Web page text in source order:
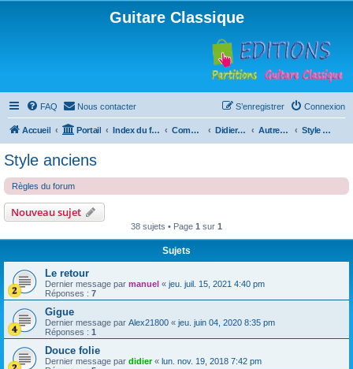
Guitare Classique
FAQ Nous contacter Connexion
S’enregistrer
Accueil Portail Index du forum Compositions Didierland Autres musiques Style anciens
Style anciens
Règles du forum
Nouveau sujet
38 sujets • Page 1 sur 1
Sujets
Le retour
Dernier message par manuel « jeu. juil. 15, 2021 4:40 pm
Réponses : 7
Gigue
Dernier message par Alex21800 « jeu. juin 04, 2020 8:35 pm
Réponses : 1
Douce folie
Dernier message par didier« lun. nov. 19, 2018 7:42 pm